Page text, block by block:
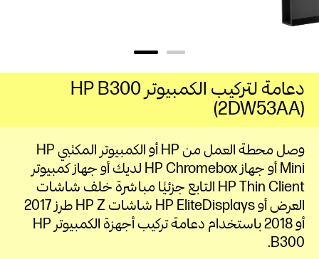
وصل محطة العمل من HP أو الكمبيوتر المكتبي HP
Mini أو جهاز HP Chromebox لديك أو جهاز كمبيوتر
HP Thin Client التابع جزئيًا مباشرة خلف شاشات
العرض أو HP EliteDisplays شاشات HP Z طرز 2017
أو 2018 باستخدام دعامة تركيب أجهزة الكمبيوتر HP
B300‎.‏
دعامة لتركيب الكمبيوتر HP B300‎
(2DW53AA)